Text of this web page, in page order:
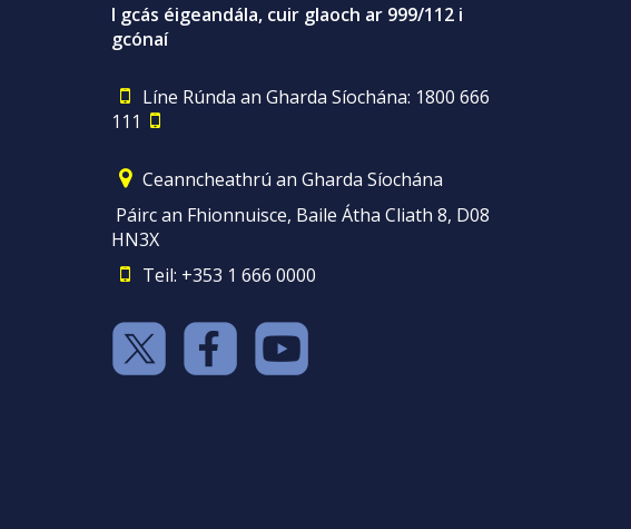
I gcás éigeandála, cuir glaoch ar 999/112 i
gcónaí
Líne Rúnda an Gharda Síochána: 1800 666
111
Ceanncheathrú an Gharda Síochána
Páirc an Fhionnuisce, Baile Átha Cliath 8, D08
HN3X
Teil: +353 1 666 0000